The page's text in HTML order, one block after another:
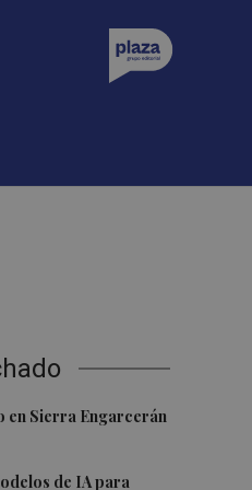
en Sierra Engarcerán
de IA para